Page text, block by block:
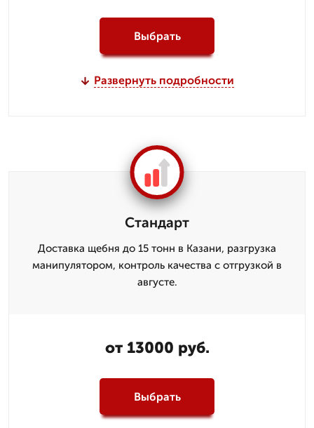
Выбрать
Развернуть подробности
Стандарт
Доставка щебня до 15 тонн в Казани, разгрузка
манипулятором, контроль качества с отгрузкой в
августе.
от 13000 руб.
Выбрать